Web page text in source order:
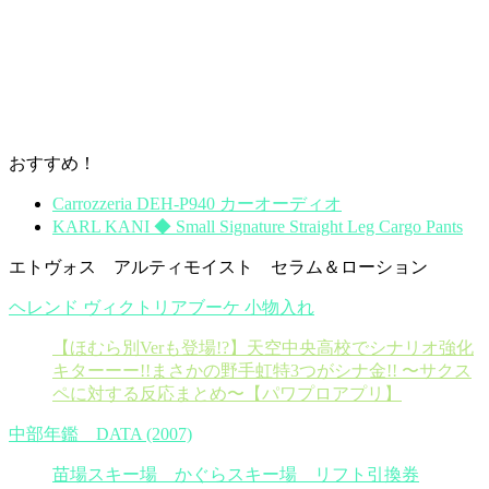
おすすめ！
Carrozzeria DEH-P940 カーオーディオ
KARL KANI ◆ Small Signature Straight Leg Cargo Pants
エトヴォス アルティモイスト セラム＆ローション
ヘレンド ヴィクトリアブーケ 小物入れ
【ほむら別Verも登場!?】天空中央高校でシナリオ強化
キターーー!!まさかの野手虹特3つがシナ金!! 〜サクス
ペに対する反応まとめ〜【パワプロアプリ】
中部年鑑 DATA (2007)
苗場スキー場 かぐらスキー場 リフト引換券